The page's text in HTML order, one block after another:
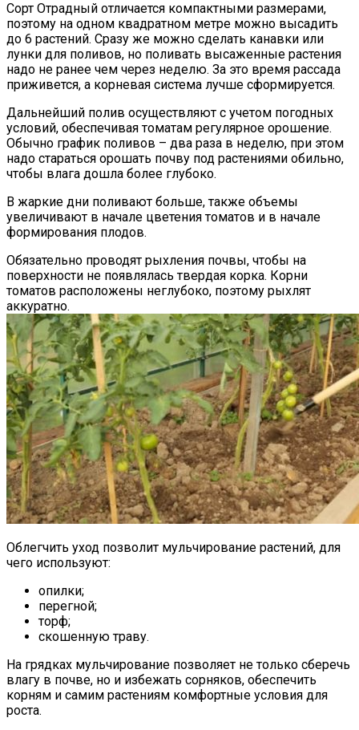
Сорт Отрадный отличается компактными размерами,
поэтому на одном квадратном метре можно высадить
до 6 растений. Сразу же можно сделать канавки или
лунки для поливов, но поливать высаженные растения
надо не ранее чем через неделю. За это время рассада
приживется, а корневая система лучше сформируется.
Дальнейший полив осуществляют с учетом погодных
условий, обеспечивая томатам регулярное орошение.
Обычно график поливов – два раза в неделю, при этом
надо стараться орошать почву под растениями обильно,
чтобы влага дошла более глубоко.
В жаркие дни поливают больше, также объемы
увеличивают в начале цветения томатов и в начале
формирования плодов.
Обязательно проводят рыхления почвы, чтобы на
поверхности не появлялась твердая корка. Корни
томатов расположены неглубоко, поэтому рыхлят
аккуратно.
Облегчить уход позволит мульчирование растений, для
чего используют:
опилки;
перегной;
торф;
скошенную траву.
На грядках мульчирование позволяет не только сберечь
влагу в почве, но и избежать сорняков, обеспечить
корням и самим растениям комфортные условия для
роста.